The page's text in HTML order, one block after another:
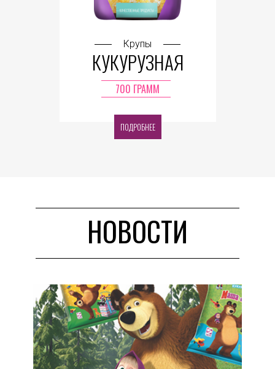
Крупы
КУКУРУЗНАЯ
700 ГРАММ
ПОДРОБНЕЕ
НОВОСТИ